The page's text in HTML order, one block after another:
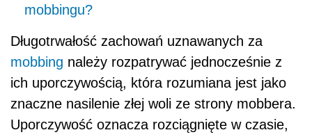
mobbingu?
Długotrwałość zachowań uznawanych za
mobbing należy rozpatrywać jednocześnie z
ich uporczywością, która rozumiana jest jako
znaczne nasilenie złej woli ze strony mobbera.
Uporczywość oznacza rozciągnięte w czasie,